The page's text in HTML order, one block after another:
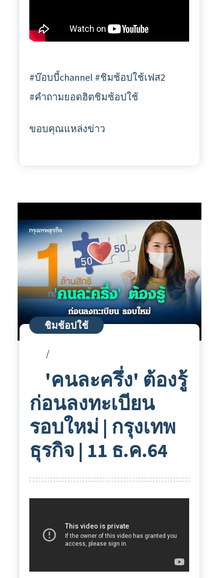
#บ๊อบบี้channel #ชิมช้อปใช้เฟส2
#คำถามยอดฮิตชิมช้อปใช้
ขอบคุณแหล่งข่าว
ชิมช้อปใช้
'คนละครึ่ง' ต้องรู้
ก่อนลงทะเบียน
รอบใหม่ | กรุงเทพ
ธุรกิจ | 11 ธ.ค.64